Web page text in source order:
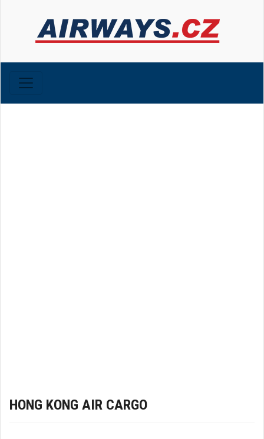
HONG KONG AIR CARGO